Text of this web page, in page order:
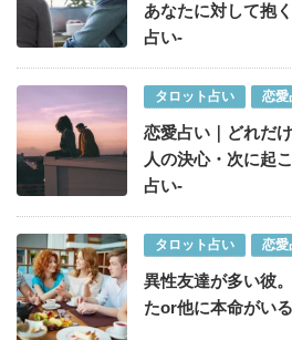
あなたに対して抱
占い-
タロット占い 恋愛
恋愛占い｜どれだ
人の決心・次に起
占い-
タロット占い 恋愛
異性友達が多い彼
たor他に本命がい